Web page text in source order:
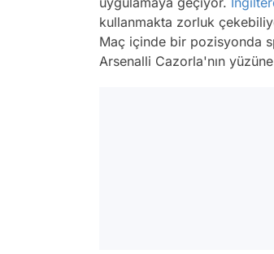
kullanmakta zorluk
Maç içinde bir pozisyonda
Arsenalli Cazorla'nın yüzüne